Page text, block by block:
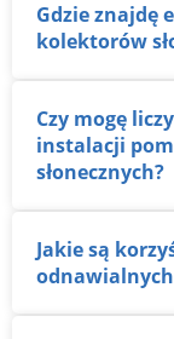
Gdzie znajdę ekspertów od pomp ciepła i
kolektorów
Czy mogę liczyć na wsparcie finansowe przy
instalacji
słonecznych?
Jakie są korzyści z zastosowania